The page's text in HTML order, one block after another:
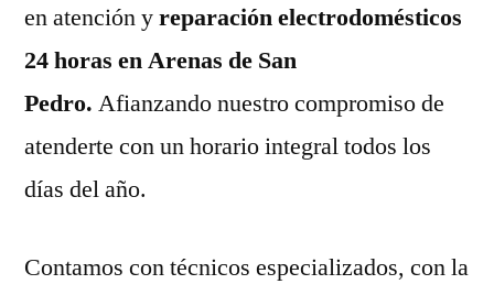
en atención yreparación electrodomésticos
24 horas en Arenas de San
Pedro. Afianzando nuestro compromiso de
atenderte con un horario integral todos los
días del año.
Contamos con técnicos especializados, con la